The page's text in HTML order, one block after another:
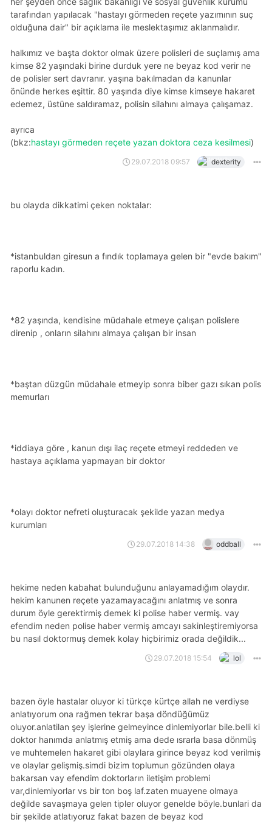
tarafından yapılacak "hastayı görmeden reçete yazımının suç
olduğuna dair" bir açıklama ile meslektaşımız aklanmalıdır.
halkımız ve başta doktor olmak üzere polisleri de suçlamış ama
kimse 82 yaşındaki birine durduk yere ne beyaz kod verir ne
de polisler sert davranır. yaşına bakılmadan da kanunlar
önünde herkes eşittir. 80 yaşında diye kimse kimseye hakaret
edemez, üstüne saldıramaz, polisin silahını almaya çalışamaz.
ayrıca
(bkz:hastayı görmeden reçete yazan doktora ceza kesilmesi)
29.07.2018 09:57 dexterity
bu olayda dikkatimi çeken noktalar:
*i̇stanbuldan giresun a fındık toplamaya gelen bir "evde bakım"
raporlu kadın.
*82 yaşında, kendisine müdahale etmeye çalışan polislere
direnip , onların silahını almaya çalışan bir insan
*baştan düzgün müdahale etmeyip sonra biber gazı sıkan polis
memurları
*i̇ddiaya göre , kanun dışı ilaç reçete etmeyi reddeden ve
hastaya açıklama yapmayan bir doktor
*olayı doktor nefreti oluşturacak şekilde yazan medya
kurumları
29.07.2018 14:38 oddball
hekime neden kabahat bulunduğunu anlayamadığım olaydır.
hekim kanunen reçete yazamayacağını anlatmış ve sonra
durum öyle gerektirmiş demek ki polise haber vermiş. vay
efendim neden polise haber vermiş amcayı sakinleştiremiyorsa
bu nasıl doktormuş demek kolay hiçbirimiz orada değildik...
29.07.2018 15:54 lol
bazen öyle hastalar oluyor ki türkçe kürtçe allah ne verdiyse
anlatıyorum ona rağmen tekrar başa döndüğümüz
oluyor.anlatilan şey işlerine gelmeyince dinlemiyorlar bile.belli ki
doktor hanımda anlatmış etmiş ama dede ısrarla basa dönmüş
ve muhtemelen hakaret gibi olaylara girince beyaz kod verilmiş
ve olaylar gelişmiş.simdi bizim toplumun gözünden olaya
bakarsan vay efendim doktorların iletişim problemi
var,dinlemiyorlar vs bir ton boş laf.zaten muayene olmaya
değilde savaşmaya gelen tipler oluyor genelde böyle.bunlari da
bir şekilde atlatıyoruz fakat bazen de beyaz kod